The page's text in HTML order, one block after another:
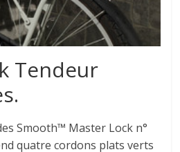
Tendeur
Smooth™ Master Lock n°
quatre cordons plats verts